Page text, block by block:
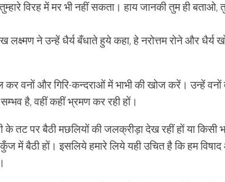
विरह में मर भी नहीं सकता। हाय जानकी तुम ही बताओ,
लक्ष्मण ने उन्हें धैर्य बँधाते हुये कहा, हे नरोत्तम रोने और धैर्य
वनों और गिरि-कन्दराओं में भाभी की खोज करें। उन्हें वनों
है, वहीं कहीं भ्रमण कर रही हों।
के तट पर बैठी मछलियों की जलक्रीड़ा देख रहीं हों या
में बैठी हों। इसलिये हमारे लिये यही उचित है कि हम विषाद